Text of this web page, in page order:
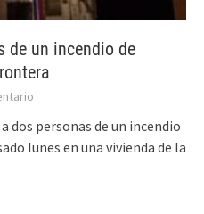
de un incendio de
dos personas de un incendio
lunes en una vivienda de la